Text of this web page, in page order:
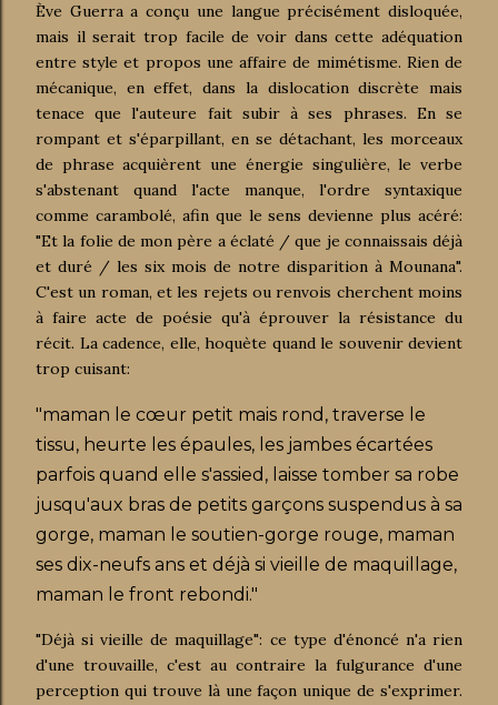
Ève Guerra a conçu une langue précisément disloquée,
mais il serait trop facile de voir dans cette adéquation
entre style et propos une affaire de mimétisme. Rien de
mécanique, en effet, dans la dislocation discrète mais
tenace que l'auteure fait subir à ses phrases. En se
rompant et s'éparpillant, en se détachant, les morceaux
de phrase acquièrent une énergie singulière, le verbe
s'abstenant quand l'acte manque, l'ordre syntaxique
comme carambolé, afin que le sens devienne plus acéré:
"Et la folie de mon père a éclaté / que je connaissais déjà
et duré / les six mois de notre disparition à Mounana".
C'est un roman, et les rejets ou renvois cherchent moins
à faire acte de poésie qu'à éprouver la résistance du
récit. La cadence, elle, hoquète quand le souvenir devient
trop cuisant:
"maman le cœur petit mais rond, traverse le
tissu, heurte les épaules, les jambes écartées
parfois quand elle s'assied, laisse tomber sa robe
jusqu'aux bras de petits garçons suspendus à sa
gorge, maman le soutien-gorge rouge, maman
ses dix-neufs ans et déjà si vieille de maquillage,
maman le front rebondi."
"Déjà si vieille de maquillage": ce type d'énoncé n'a rien
d'une trouvaille, c'est au contraire la fulgurance d'une
perception qui trouve là une façon unique de s'exprimer.